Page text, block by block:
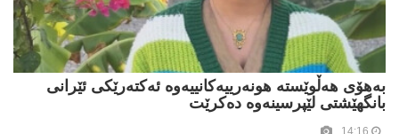
بەهۆی هەڵوێستە هونەرییەکانییەوە ئەکتەرێکی ئێرانی
بانگهێشتی لێپرسینەوە دەکرێت